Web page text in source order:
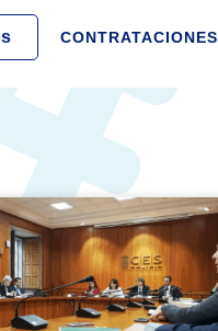
CONTRATACIONES
PÁGINA
PÁGINAPÁGINAPÁGINAPÁGINA
PÁGINAPÁGINA